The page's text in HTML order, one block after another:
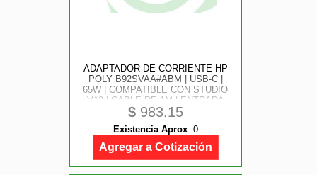
ADAPTADOR DE CORRIENTE HP
POLY B92SVAA#ABM | USB-C |
65W | COMPATIBLE CON STUDIO
V12 | CABLE DE 1M | ENTRADA
100-240V
$ 983.15
Existencia Aprox: 0
Agregar a Cotización